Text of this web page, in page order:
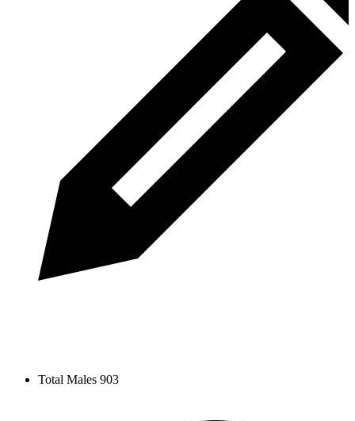
Total Males 903